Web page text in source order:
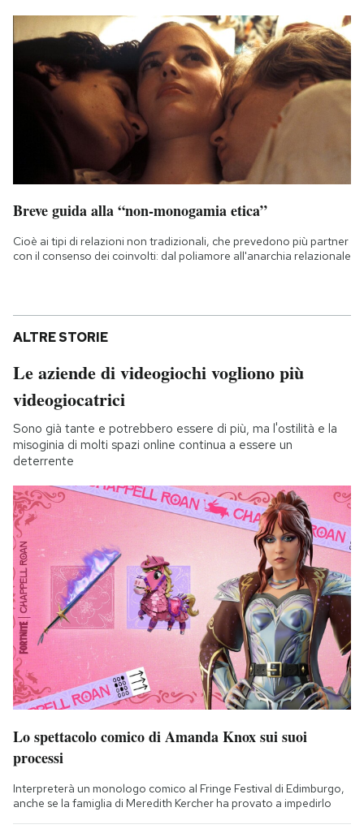
Breve guida alla “non-monogamia etica”
Cioè ai tipi di relazioni non tradizionali, che prevedono più partner
con il consenso dei coinvolti: dal poliamore all'anarchia relazionale
ALTRE STORIE
Le aziende di videogiochi vogliono più
videogiocatrici
Sono già tante e potrebbero essere di più, ma l'ostilità e la
misoginia di molti spazi online continua a essere un
deterrente
Lo spettacolo comico di Amanda Knox sui suoi
processi
Interpreterà un monologo comico al Fringe Festival di Edimburgo,
anche se la famiglia di Meredith Kercher ha provato a impedirlo